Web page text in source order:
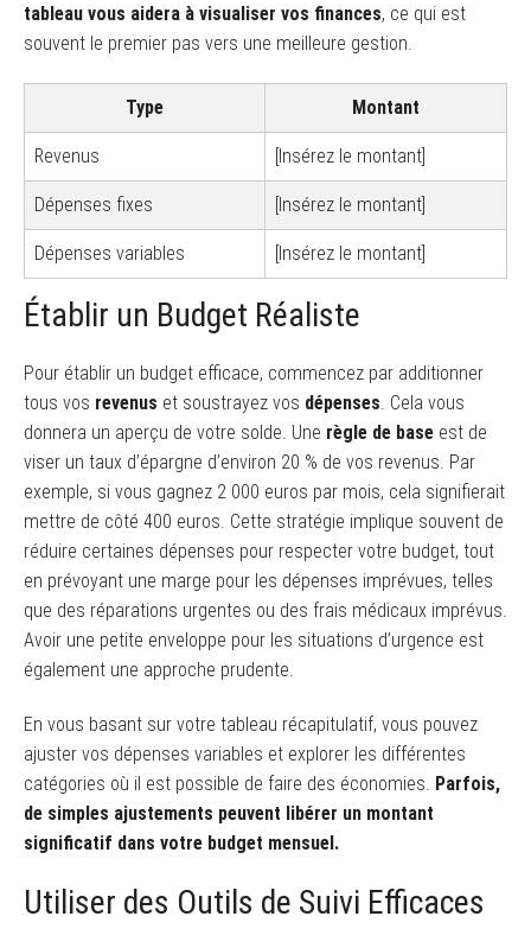
tableau vous aidera à visualiser vos finances, ce qui est
souvent le premier pas vers une meilleure gestion.
Type Montant
Revenus [Insérez le montant]
Dépenses fixes [Insérez le montant]
Dépenses variables [Insérez le montant]
Établir un Budget Réaliste
Pour établir un budget efficace, commencez par additionner
tous vos revenus et soustrayez vos dépenses. Cela vous
donnera un aperçu de votre solde. Une règle de base est de
viser un taux d’épargne d’environ 20 % de vos revenus. Par
exemple, si vous gagnez 2 000 euros par mois, cela signifierait
mettre de côté 400 euros. Cette stratégie implique souvent de
réduire certaines dépenses pour respecter votre budget, tout
en prévoyant une marge pour les dépenses imprévues, telles
que des réparations urgentes ou des frais médicaux imprévus.
Avoir une petite enveloppe pour les situations d’urgence est
également une approche prudente.
En vous basant sur votre tableau récapitulatif, vous pouvez
ajuster vos dépenses variables et explorer les différentes
catégories où il est possible de faire des économies. Parfois,
de simples ajustements peuvent libérer un montant
significatif dans votre budget mensuel.
Utiliser des Outils de Suivi Efficaces